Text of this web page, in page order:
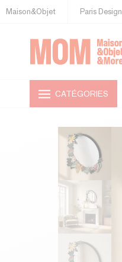
Maison&Objet Paris
CATÉGORIES